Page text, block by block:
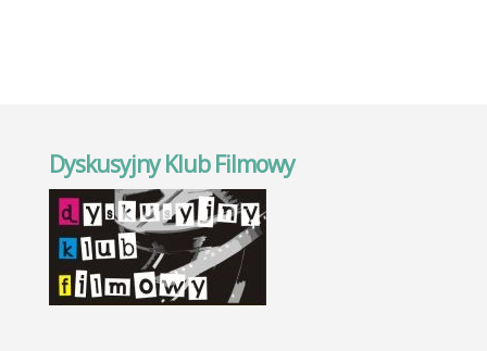
Dyskusyjny Klub Filmowy